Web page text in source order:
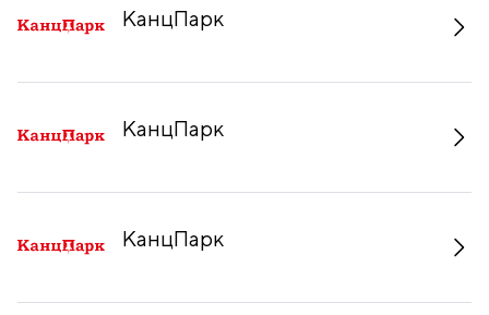
КанцПарк
КанцПарк
КанцПарк